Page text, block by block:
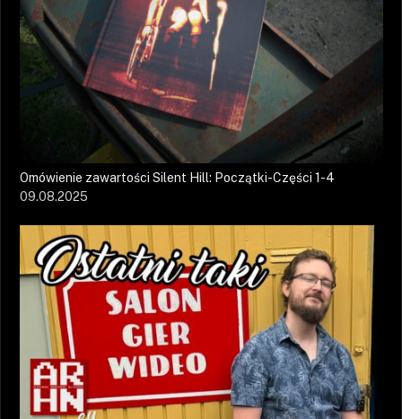
Omówienie zawartości Silent Hill: Początki-Części 1-4
09.08.2025